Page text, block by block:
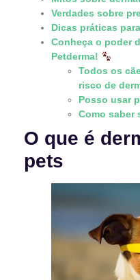
Verdades sobre
Dicas práticas
Conheça o poder
Petderma!
Todos os
risco de
Posso usar
Como saber
O que é
pets